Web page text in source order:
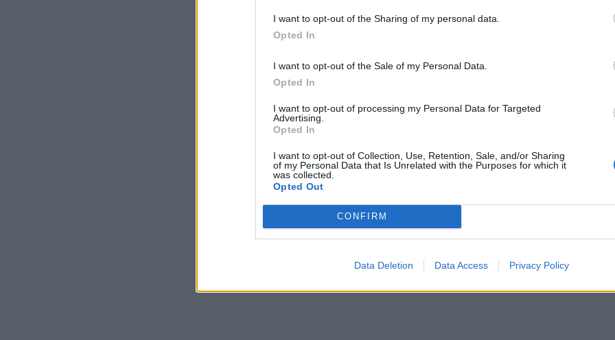
I want to opt-out of the Sharing of my personal data.
Opted In
I want to opt-out of the Sale of my Personal Data.
Opted In
I want to opt-out of processing my Personal Data for Targeted
Advertising.
Opted In
I want to opt-out of Collection, Use, Retention, Sale, and/or Sharing
of my Personal Data that Is Unrelated with the Purposes for which it
was collected.
Opted Out
CONFIRM
Data Deletion Data Access Privacy Policy